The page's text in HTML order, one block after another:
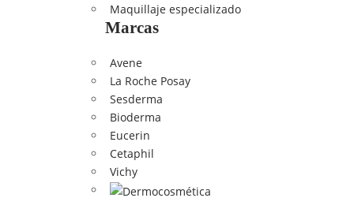
Maquillaje especializado
Marcas
Avene
La Roche Posay
Sesderma
Bioderma
Eucerin
Cetaphil
Vichy